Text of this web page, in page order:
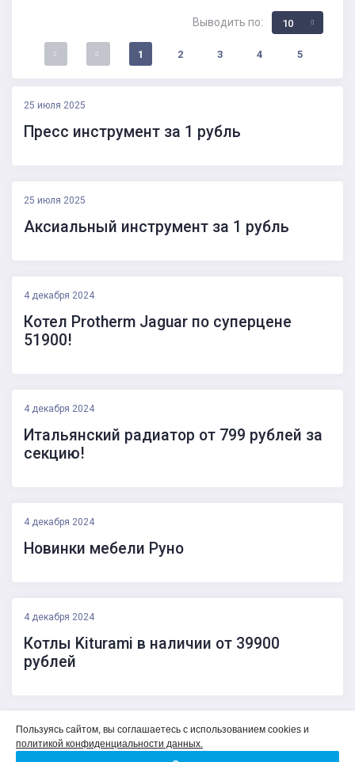
Пользуясь сайтом, вы соглашаетесь с использованием cookies и
политикой конфиденциальности данных.
Выводить по: 10
1 2 3 4 5
25 июля 2025
Пресс инструмент за 1 рубль
25 июля 2025
Аксиальный инструмент за 1 рубль
4 декабря 2024
Котел Protherm Jaguar по суперцене
51900!
4 декабря 2024
Итальянский радиатор от 799 рублей за
секцию!
4 декабря 2024
Новинки мебели Руно
4 декабря 2024
Котлы Kiturami в наличии от 39900
рублей
Политика конфиденциальности
Соглашение на обработку персональных данных
О компании